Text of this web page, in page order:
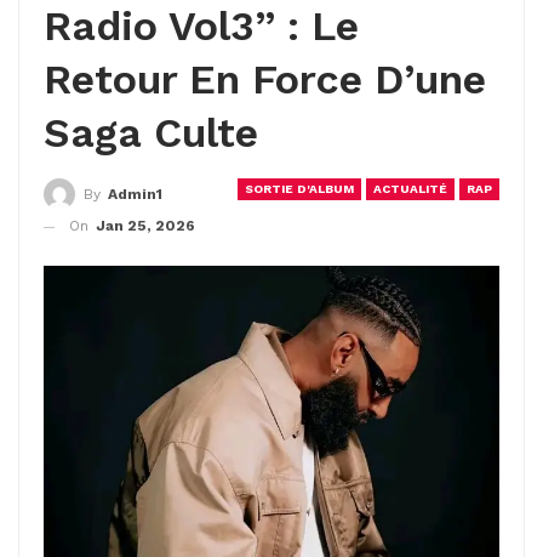
Radio Vol3” : Le
Retour En Force D’une
Saga Culte
SORTIE D'ALBUM ACTUALITÉ RAP
By Admin1
On Jan 25, 2026